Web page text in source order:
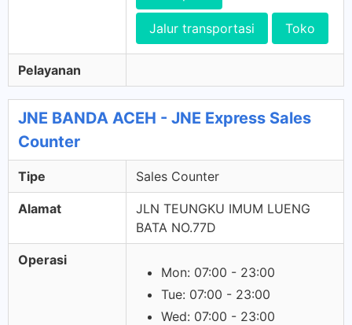
Jalur transportasi Toko
Pelayanan
JNE BANDA ACEH - JNE Express Sales
Counter
Tipe Sales Counter
Alamat
JLN TEUNGKU IMUM LUENG
BATA NO.77D
Operasi
Mon: 07:00 - 23:00
Tue: 07:00 - 23:00
Wed: 07:00 - 23:00